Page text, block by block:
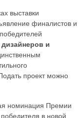
выставки
финалистов и
и
проект можно
номинация Премии
в новой